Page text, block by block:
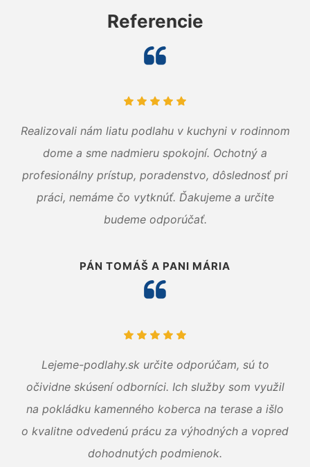
Referencie
Realizovali nám liatu podlahu v kuchyni v rodinnom
dome a sme nadmieru spokojní. Ochotný a
profesionálny prístup, poradenstvo, dôslednosť pri
práci, nemáme čo vytknúť. Ďakujeme a určite
budeme odporúčať.
PÁN TOMÁŠ A PANI MÁRIA
Lejeme-podlahy.sk určite odporúčam, sú to
očividne skúsení odborníci. Ich služby som využil
na pokládku kamenného koberca na terase a išlo
o kvalitne odvedenú prácu za výhodných a vopred
dohodnutých podmienok.